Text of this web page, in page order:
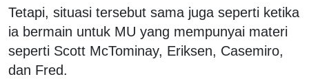
Tetapi, situasi tersebut sama juga seperti ketika
ia bermain untuk MU yang mempunyai materi
seperti Scott McTominay, Eriksen, Casemiro,
dan Fred.